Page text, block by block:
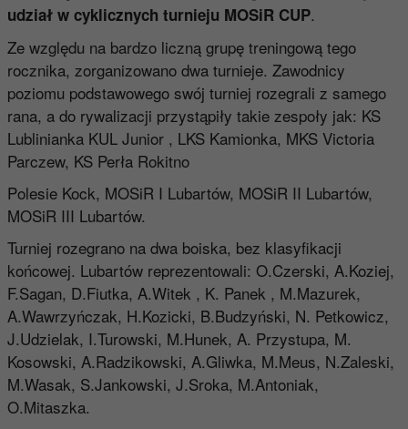
udział w cyklicznych turnieju MOSiR CUP.
Ze względu na bardzo liczną grupę treningową tego
rocznika, zorganizowano dwa turnieje. Zawodnicy
poziomu podstawowego swój turniej rozegrali z samego
rana, a do rywalizacji przystąpiły takie zespoły jak: KS
Lublinianka KUL Junior , LKS Kamionka, MKS Victoria
Parczew, KS Perła Rokitno
Polesie Kock, MOSiR I Lubartów, MOSiR II Lubartów,
MOSiR III Lubartów.
Turniej rozegrano na dwa boiska, bez klasyfikacji
końcowej. Lubartów reprezentowali: O.Czerski, A.Koziej,
F.Sagan, D.Fiutka, A.Witek , K. Panek , M.Mazurek,
A.Wawrzyńczak, H.Kozicki, B.Budzyński, N. Petkowicz,
J.Udzielak, I.Turowski, M.Hunek, A. Przystupa, M.
Kosowski, A.Radzikowski, A.Gliwka, M.Meus, N.Zaleski,
M.Wasak, S.Jankowski, J.Sroka, M.Antoniak,
O.Mitaszka.